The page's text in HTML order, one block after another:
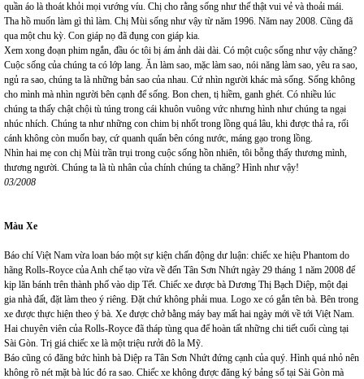
quần áo là thoát khỏi mọi vướng víu. Chị cho rằng sống như thế thật vui vẻ và thoải mái.
Tha hồ muốn làm gì thì làm. Chị Mùi sống như vậy từ năm 1996. Năm nay 2008. Cũng đã
qua một chu kỳ. Con giáp nọ đã đụng con giáp kia.
Xem xong đoạn phim ngắn, đầu óc tôi bị ám ảnh dài dài. Có một cuộc sống như vậy chăng?
Cuộc sống của chúng ta có lớp lang. Ăn làm sao, mặc làm sao, nói năng làm sao, yêu ra sao,
ngủ ra sao, chúng ta là những bản sao của nhau. Cứ nhìn người khác mà sống. Sống không
cho mình mà nhìn người bên cạnh để sống. Bon chen, tị hiềm, ganh ghét. Có nhiều lúc
chúng ta thấy chật chội tù túng trong cái khuôn vuông vức nhưng hình như chúng ta ngại
nhúc nhích. Chúng ta như những con chim bị nhốt trong lồng quá lâu, khi được thả ra, rối
cánh không còn muốn bay, cứ quanh quẩn bên cóng nước, máng gạo trong lồng.
Nhìn hai mẹ con chị Mùi trần trụi trong cuộc sống hồn nhiên, tôi bỗng thấy thương mình,
thương người. Chúng ta là tù nhân của chính chúng ta chăng? Hình như vậy!
03/2008
Màu Xe
Báo chí Việt Nam vừa loan báo một sự kiện chấn động dư luận: chiếc xe hiệu Phantom do
hãng Rolls-Royce của Anh chế tạo vừa về đến Tân Sơn Nhứt ngày 29 tháng 1 năm 2008 để
kịp lăn bánh trên thành phố vào dịp Tết. Chiếc xe được bà Dương Thị Bạch Diệp, một đại
gia nhà đất, đặt làm theo ý riêng. Đặt chứ không phải mua. Logo xe có gắn tên bà. Bên trong
xe được thực hiện theo ý bà. Xe được chở bằng máy bay mất hai ngày mới về tới Việt Nam.
Hai chuyên viên của Rolls-Royce đã tháp tùng qua để hoàn tất những chi tiết cuối cùng tại
Sài Gòn. Trị giá chiếc xe là một triệu rưởi đô la Mỹ.
Báo cũng có đăng bức hình bà Diệp ra Tân Sơn Nhứt đứng cạnh của quý. Hình quá nhỏ nên
không rõ nét mặt bà lúc đó ra sao. Chiếc xe không được đăng ký bảng số tại Sài Gòn mà